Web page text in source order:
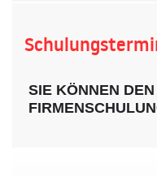
SIE KÖNNEN